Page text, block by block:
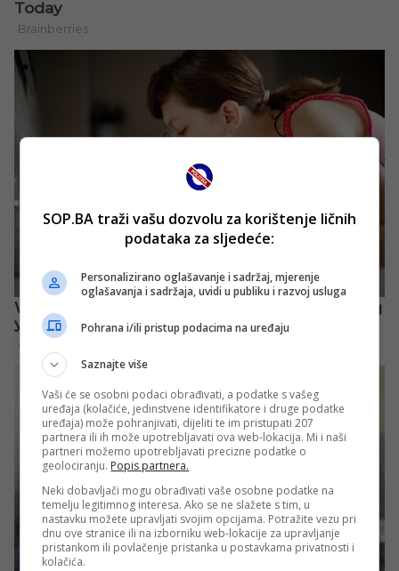
SOP.BA traži vašu dozvolu za korištenje ličnih
podataka za sljedeće:
Personalizirano oglašavanje i sadržaj, mjerenje
oglašavanja i sadržaja, uvidi u publiku i razvoj usluga
Pohrana i/ili pristup podacima na uređaju
Saznajte više
Vaši će se osobni podaci obrađivati, a podatke s vašeg
uređaja (kolačiće, jedinstvene identifikatore i druge podatke
uređaja) može pohranjivati, dijeliti te im pristupati 207
partnera ili ih može upotrebljavati ova web-lokacija. Mi i naši
partneri možemo upotrebljavati precizne podatke o
geolociranju. Popis partnera.
Neki dobavljači mogu obrađivati vaše osobne podatke na
temelju legitimnog interesa. Ako se ne slažete s tim, u
nastavku možete upravljati svojim opcijama. Potražite vezu pri
dnu ove stranice ili na izborniku web-lokacije za upravljanje
pristankom ili povlačenje pristanka u postavkama privatnosti i
kolačića.